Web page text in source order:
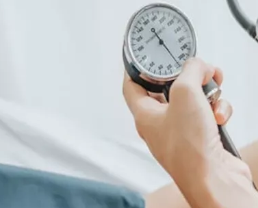
أيضًا، ومن أكثر هذه التغييرات، وإن كان يُغفل عنه،